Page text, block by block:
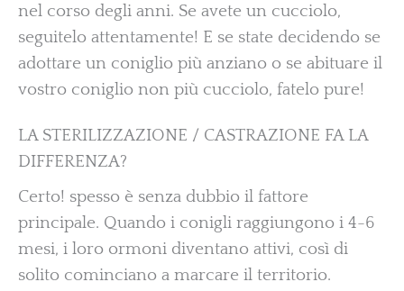
nel corso degli anni. Se avete un cucciolo,
seguitelo attentamente! E se state decidendo se
adottare un coniglio più anziano o se abituare il
vostro coniglio non più cucciolo, fatelo pure!
LA STERILIZZAZIONE / CASTRAZIONE FA LA
DIFFERENZA?
Certo! spesso è senza dubbio il fattore
principale. Quando i conigli raggiungono i 4-6
mesi, i loro ormoni diventano attivi, così di
solito cominciano a marcare il territorio.